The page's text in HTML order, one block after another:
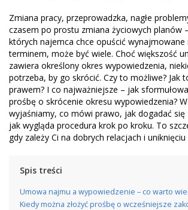
Zmiana pracy, przeprowadzka, nagłe
czasem po prostu zmiana życiowych
których najemca chce opuścić wynajmowane
terminem, może być wiele. Choć większość
zawiera określony okres wypowiedzenia,
potrzeba, by go skrócić. Czy to możliwe? Jak
prawem? I co najważniejsze – jak
prośbę o skrócenie okresu wypowiedzenia?
wyjaśniamy, co mówi prawo, jak dogadać się
jak wygląda procedura krok po kroku. To
gdy zależy Ci na dobrych relacjach i
Spis treści
Umowa najmu a wypowiedzenie – co warto
Kiedy można złożyć prośbę o wcześniejsze